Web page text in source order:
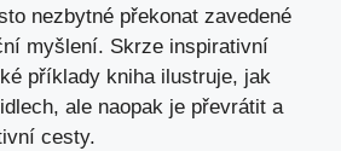
nezbytné překonat zavedené
myšlení. Skrze inspirativní
příklady kniha ilustruje, jak
ale naopak je převrátit a
cesty.